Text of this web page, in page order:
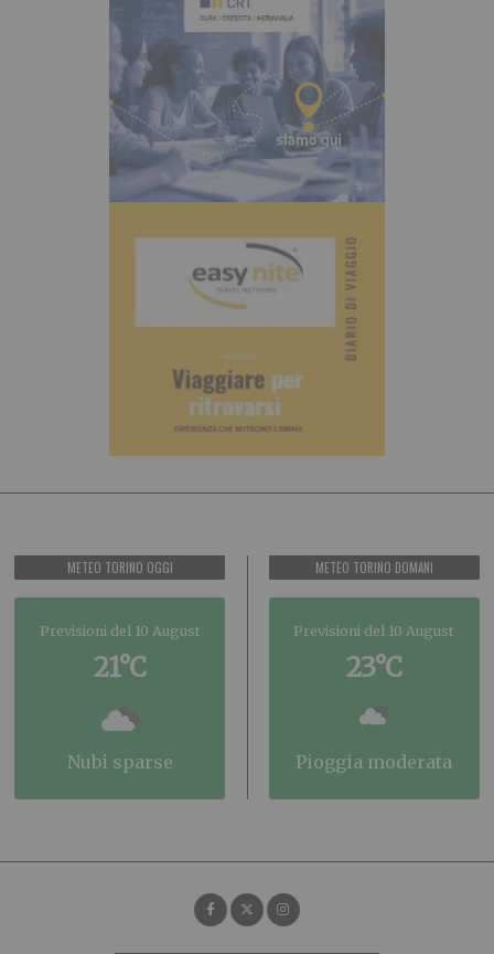
METEO TORINO OGGI
Previsioni del 10 August
21°C
nubi sparse
METEO TORINO DOMANI
Previsioni del 10 August
23°C
pioggia moderata